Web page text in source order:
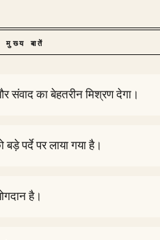
मुख्य बातें
संवाद का बेहतरीन मिश्रण देगा।
पर्दे पर लाया गया है।
है।